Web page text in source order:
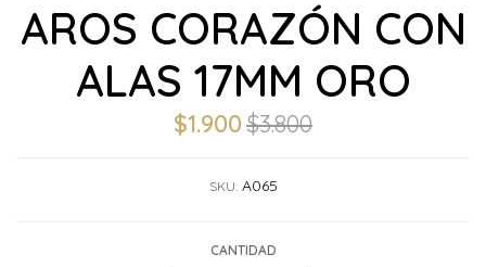
AROS CORAZÓN CON
ALAS 17MM ORO
$1.900$3.800
SKU: A065
CANTIDAD